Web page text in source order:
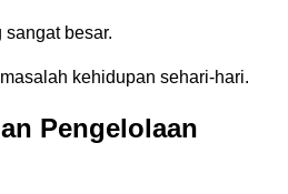
sangat besar.
kehidupan sehari-hari.
Pengelolaan